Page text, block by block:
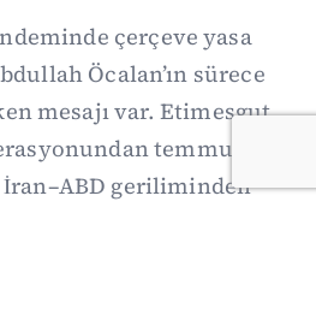
çerçeve yasa
Öcalan’ın sürece
mesajı var. Etimesgut
temmuz
geriliminden